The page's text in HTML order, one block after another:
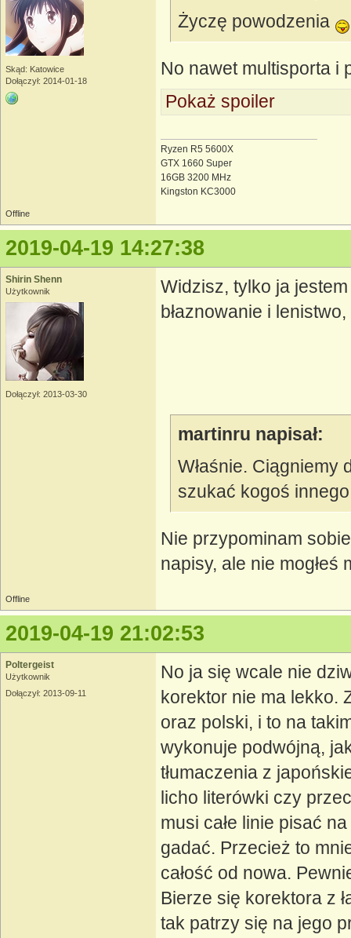
Skąd: Katowice
Dołączył: 2014-01-18
Życzę powodzenia
No nawet multisporta i
Pokaż spoiler
Ryzen R5 5600X
GTX 1660 Super
16GB 3200 MHz
Kingston KC3000
Offline
2019-04-19 14:27:38
Shirin Shenn
Użytkownik
Dołączył: 2013-03-30
Widzisz, tylko ja
błaznowanie i
martinru napisał:
Właśnie. Ciągniemy
szukać kogoś
Nie przypominam
napisy, ale nie mogłeś
Offline
2019-04-19 21:02:53
Poltergeist
Użytkownik
Dołączył: 2013-09-11
No ja się wcale nie
korektor nie ma lekko.
oraz polski, i to na
wykonuje podwójną,
tłumaczenia z
licho literówki czy
musi całe linie pisać
gadać. Przecież to
całość od nowa.
Bierze się korektora z
tak patrzy się na jego